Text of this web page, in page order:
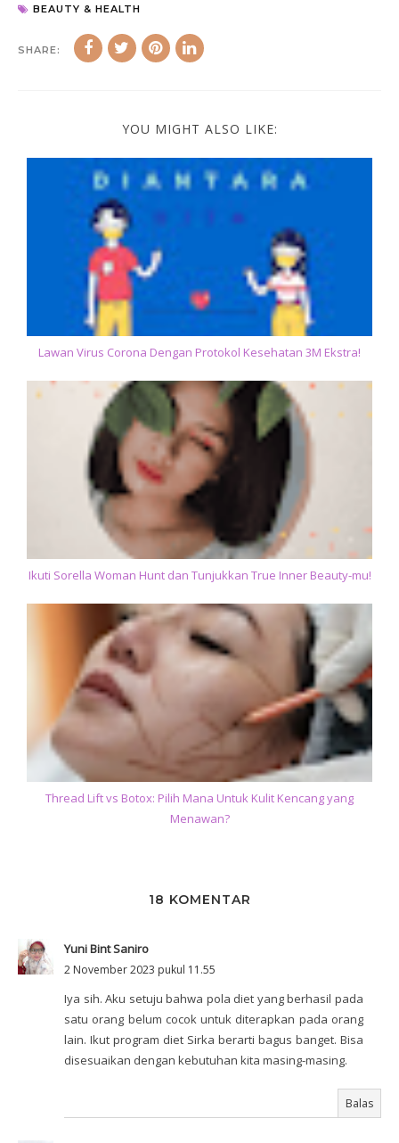
BEAUTY & HEALTH
SHARE:
YOU MIGHT ALSO LIKE:
Lawan Virus Corona Dengan Protokol Kesehatan 3M Ekstra!
Ikuti Sorella Woman Hunt dan Tunjukkan True Inner Beauty-mu!
Thread Lift vs Botox: Pilih Mana Untuk Kulit Kencang yang
Menawan?
18 KOMENTAR
Yuni Bint Saniro
2 November 2023 pukul 11.55
Iya sih. Aku setuju bahwa pola diet yang berhasil pada
satu orang belum cocok untuk diterapkan pada orang
lain. Ikut program diet Sirka berarti bagus banget. Bisa
disesuaikan dengan kebutuhan kita masing-masing.
Balas